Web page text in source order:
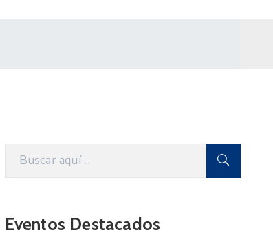
Eventos Destacados